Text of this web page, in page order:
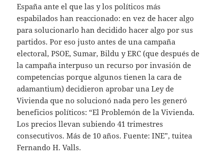
España ante el que las y los políticos más
espabilados han reaccionado: en vez de hacer algo
para solucionarlo han decidido hacer algo por sus
partidos. Por eso justo antes de una campaña
electoral, PSOE, Sumar, Bildu y ERC (que después de
la campaña interpuso un recurso por invasión de
competencias porque algunos tienen la cara de
adamantium) decidieron aprobar una Ley de
Vivienda que no solucionó nada pero les generó
beneficios políticos: “El Problemón de la Vivienda.
Los precios llevan subiendo 41 trimestres
consecutivos. Más de 10 años. Fuente: INE”, tuitea
Fernando H. Valls.